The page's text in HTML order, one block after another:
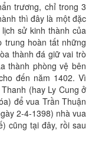
trương, chỉ trong 3
thì đây là một đặc
sử kinh thành của
trung hoàn tất những
thành đá giữ vai trò
thành phòng vệ bên
đến năm 1402. Vì
(hay Ly Cung ở
để vua Trần Thuận
2-4-1398) nhà vua
cũng tại đây, rồi sau